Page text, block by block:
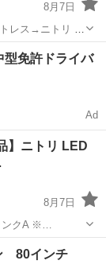
8月7日
型免許ドライバ
Ad
】ニトリ LED
8月7日
6J 【状態】 ランクA ※…
80インチ